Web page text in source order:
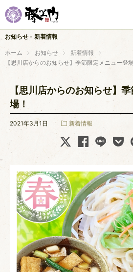
メニュー
店舗案内
小山食堂さくら
お知らせ
お知らせ - 新着情報
ホーム お知らせ
新着情報
【思川店からのお知らせ】季節限定メニュー登場
【思川店からのお知らせ】
場！
2021年3月1日 新着情報